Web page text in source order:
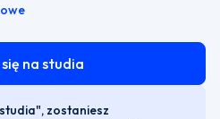
na studia
zostaniesz